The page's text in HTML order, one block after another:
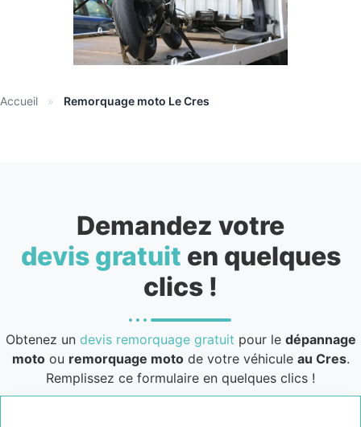
Accueil » Remorquage moto Le Cres
Demandez votre
devis gratuit en quelques
clics !
Obtenez un devis remorquage gratuit pour le dépannage
motoou remorquage motode votre véhicule au Cres.
Remplissez ce formulaire en quelques clics !